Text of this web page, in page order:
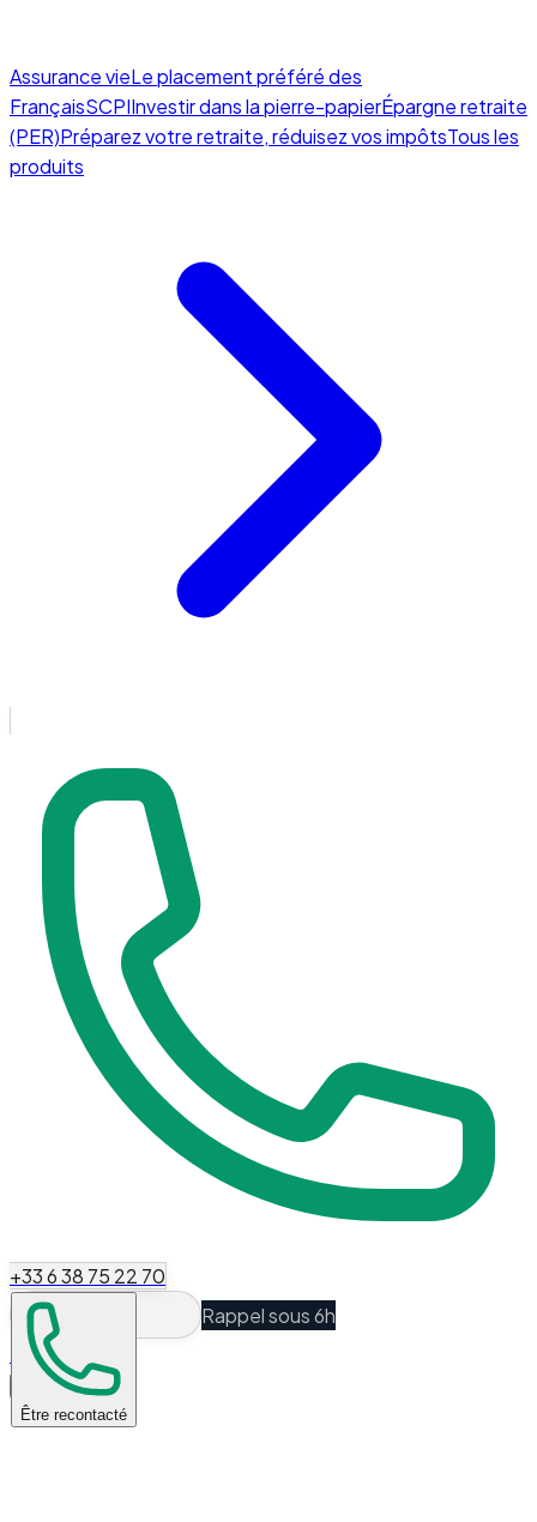
Assurance vieLe placement préféré des
FrançaisSCPIInvestir dans la pierre-papierÉpargne retraite
(PER)Préparez votre retraite, réduisez vos impôtsTous les
produits
+33 6 38 75 22 70
Être recontacté
Rappel sous 6h
Espace Client